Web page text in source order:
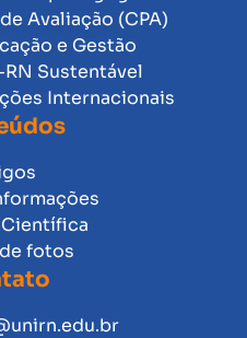
Avaliação (CPA)
e Gestão
Sustentável
Internacionais
fotos